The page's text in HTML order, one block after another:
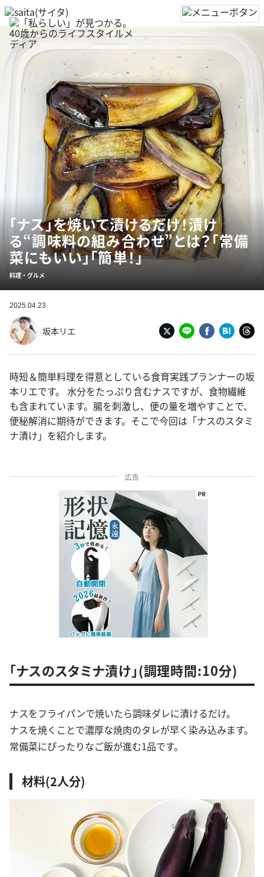
「ナス」を焼いて漬けるだけ！漬け
る“調味料の組み合わせ”とは？「常備
菜にもいい」「簡単！」
料理・グルメ
2025.04.23
坂本リエ
時短＆簡単料理を得意としている食育実践プランナーの坂
本リエです。 水分をたっぷり含むナスですが、食物繊維
も含まれています。腸を刺激し、便の量を増やすことで、
便秘解消に期待ができます。そこで今回は「ナスのスタミ
ナ漬け」を紹介します。
広告
「ナスのスタミナ漬け」(調理時間:10分)
ナスをフライパンで焼いたら調味ダレに漬けるだけ。
ナスを焼くことで濃厚な焼肉のタレが早く染み込みます。
常備菜にぴったりなご飯が進む1品です。
材料(2人分)